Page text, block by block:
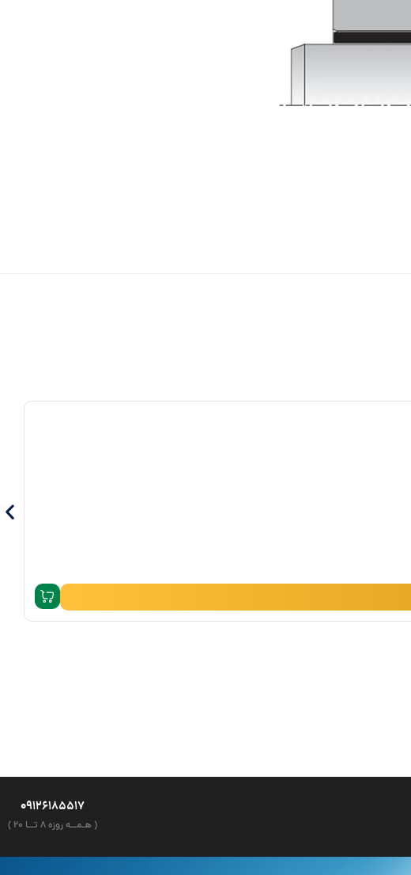
09126185517
( هـمــه روزه ۸ تــا ۲۰ )